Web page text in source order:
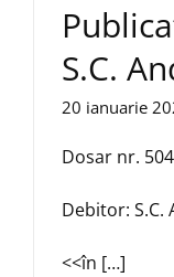
S.C.
20 ianuarie
Dosar nr.
Debitor: S.C.
<<în […]